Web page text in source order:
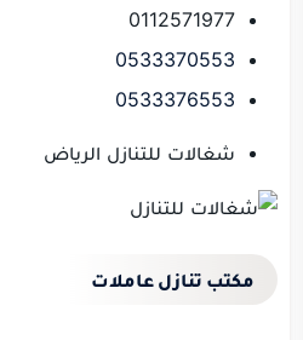
0112571977
0533370553
0533376553
شغالات للتنازل الرياض
مكتب تنازل عاملات